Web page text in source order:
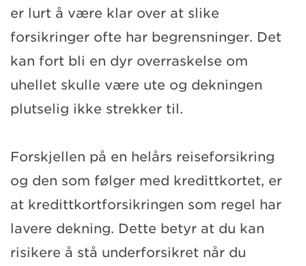
er lurt å være klar over at slike
forsikringer ofte har begrensninger. Det
kan fort bli en dyr overraskelse om
uhellet skulle være ute og dekningen
plutselig ikke strekker til.
Forskjellen på en helårs reiseforsikring
og den som følger med kredittkortet, er
at kredittkortforsikringen som regel har
lavere dekning. Dette betyr at du kan
risikere å stå underforsikret når du